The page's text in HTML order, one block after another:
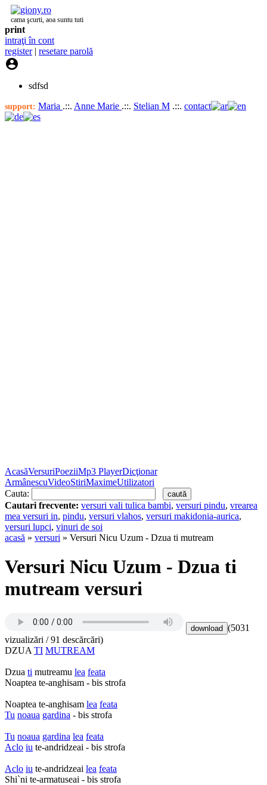
cama şcurti, aoa suntu tuti
print
intraţi în cont
register| resetare parolă

sdfsd
support: Maria .::. Anne Marie .::. Stelian M .::. contact
AcasăVersuriPoeziiMp3 PlayerDicţionar
ArmânescuVideoStiriMaximeUtilizatori
Cauta:
Cautari frecvente: versuri vali tulica bambi, versuri pindu, vrearea
mea versuri in, pindu, versuri vlahos, versuri makidonia-aurica,
versuri lupci, vinuri de soi
acasă » versuri » Versuri Nicu Uzum - Dzua ti mutream
Versuri Nicu Uzum - Dzua ti
mutream versuri
(5031
vizualizări / 91 descărcări)
DZUA TI MUTREAM
Dzua ti mutreamu lea feata
Noaptea te-anghisam - bis strofa
Noaptea te-anghisam lea feata
Tu noaua gardina - bis strofa
Tu noaua gardina lea feata
Aclo iu te-andridzeai - bis strofa
Aclo iu te-andridzeai lea feata
Shi`ni te-armatuseai - bis strofa